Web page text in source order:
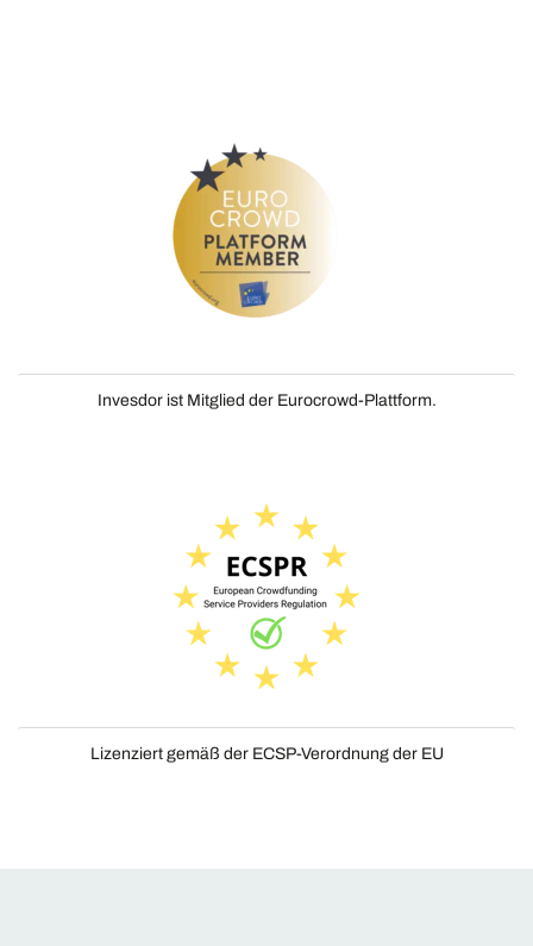
Invesdor ist Mitglied der Eurocrowd-Plattform.
Lizenziert gemäß der ECSP-Verordnung der EU